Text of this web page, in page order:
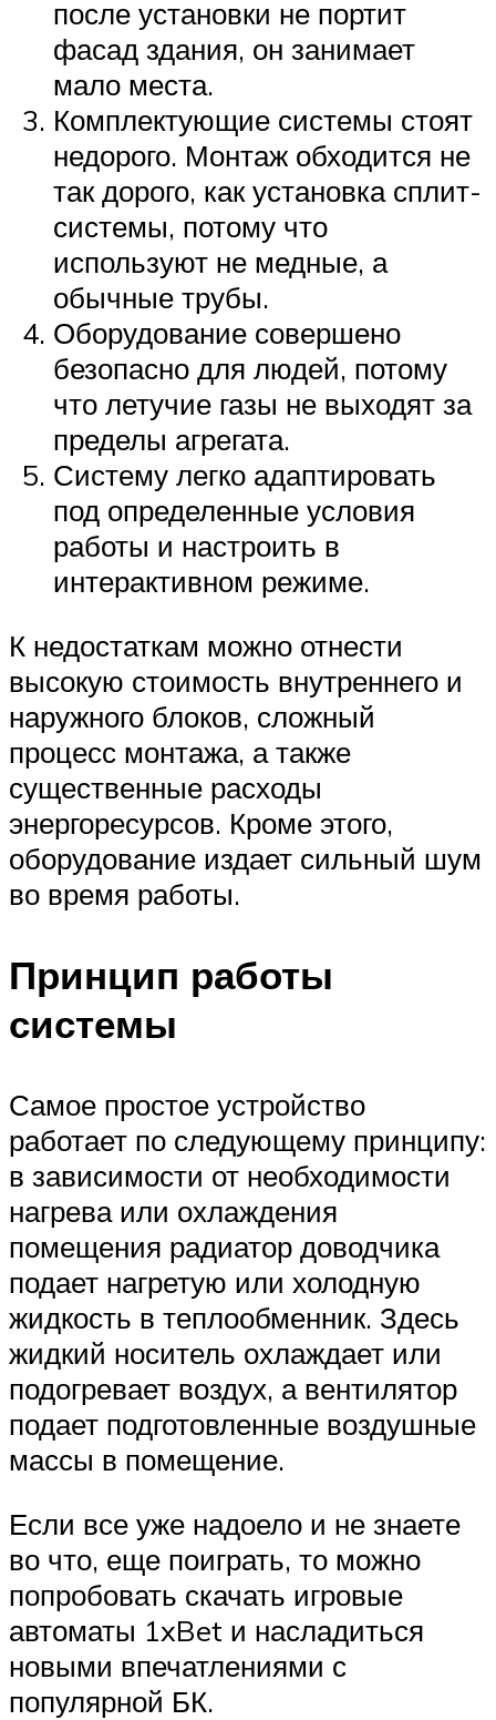
после установки не портит
фасад здания, он занимает
мало места.
Комплектующие системы стоят
недорого. Монтаж обходится не
так дорого, как установка сплит-
системы, потому что
используют не медные, а
обычные трубы.
Оборудование совершено
безопасно для людей, потому
что летучие газы не выходят за
пределы агрегата.
Систему легко адаптировать
под определенные условия
работы и настроить в
интерактивном режиме.
К недостаткам можно отнести
высокую стоимость внутреннего и
наружного блоков, сложный
процесс монтажа, а также
существенные расходы
энергоресурсов. Кроме этого,
оборудование издает сильный шум
во время работы.
Принцип работы
системы
Самое простое устройство
работает по следующему принципу:
в зависимости от необходимости
нагрева или охлаждения
помещения радиатор доводчика
подает нагретую или холодную
жидкость в теплообменник. Здесь
жидкий носитель охлаждает или
подогревает воздух, а вентилятор
подает подготовленные воздушные
массы в помещение.
Если все уже надоело и не знаете
во что, еще поиграть, то можно
попробовать скачать игровые
автоматы 1xBet и насладиться
новыми впечатлениями с
популярной БК.